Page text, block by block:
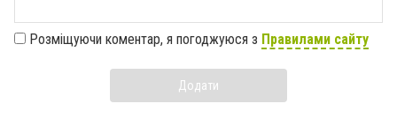
Розміщуючи коментар, я погоджуюся з Правилами сайту
Додати